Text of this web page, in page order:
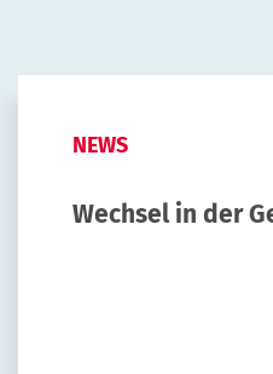
NEWS
Wechsel in der